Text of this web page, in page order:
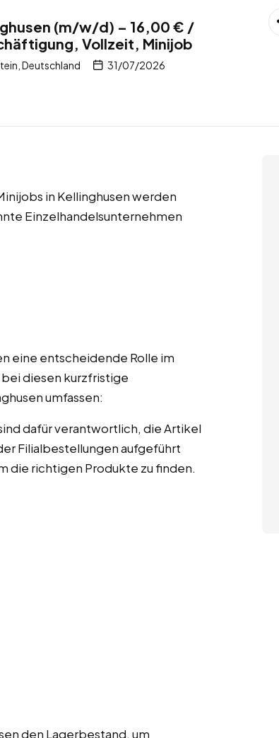
(m/w/d) – 16,00 € /
Vollzeit, Minijob
Deutschland 31/07/2026
in Kellinghusen werden
Einzelhandelsunternehmen
eine entscheidende Rolle im
diesen kurzfristige
umfassen:
dafür verantwortlich, die Artikel
Filialbestellungen aufgeführt
die richtigen Produkte zu finden.
den Lagerbestand, um